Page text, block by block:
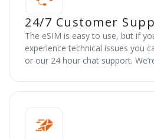
24/7 Customer
The eSIM is easy to use, but if
experience technical issues you
or our 24 hour chat support.